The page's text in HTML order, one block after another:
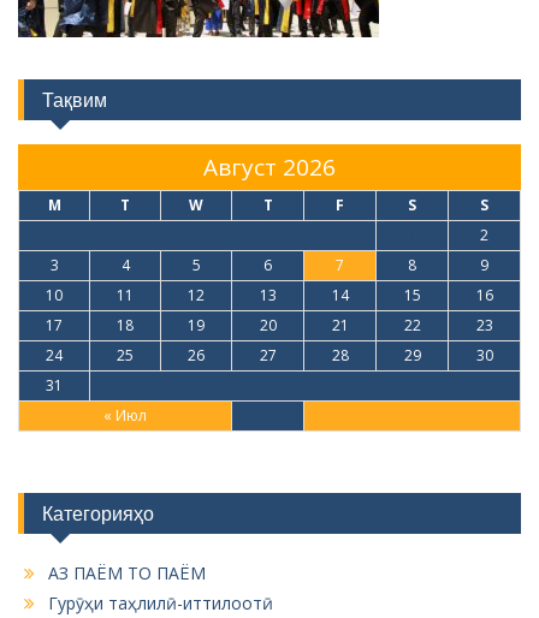
Тақвим
Август 2026
M T W T F S S
« Июл
2
3
4 5 6 7 8
9
10
11 12 13 14 15
16
17
18 19 20 21 22
23
24
25 26 27 28 29
30
31
Категорияҳо
АЗ ПАЁМ ТО ПАЁМ
Гурӯҳи таҳлилӣ-иттилоотӣ